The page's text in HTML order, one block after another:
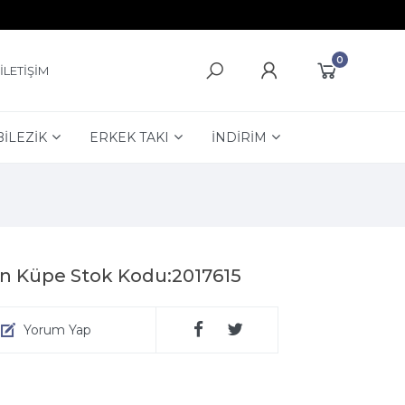
İLETİŞİM
0
ERKEK TAKI İNDİRİM
Küpe Stok Kodu:2017615
Yorum Yap